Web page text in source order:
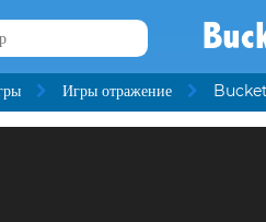
Игры отражение